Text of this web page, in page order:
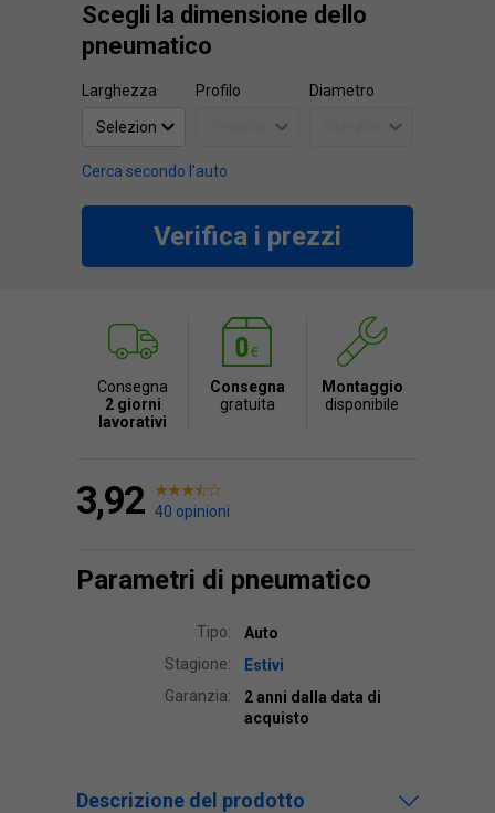
Scegli la dimensione dello
pneumatico
Larghezza Profilo Diametro
Cerca secondo l'auto
Verifica i prezzi
Consegna
2 giorni
lavorativi
Consegna
gratuita
Montaggio
disponibile
3,92 40 opinioni
Parametri di pneumatico
Tipo:
Auto
Stagione:
Estivi
Garanzia:
2 anni dalla data di
acquisto
Descrizione del prodotto